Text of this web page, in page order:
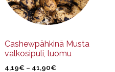
Cashewpähkinä Musta
valkosipuli, luomu
4,19€ – 41,90€Hintaluokka:
tehdä
valinnat
sivulla.